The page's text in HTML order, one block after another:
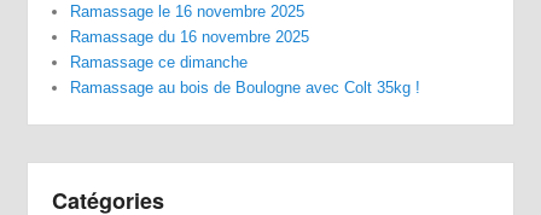
Ramassage le 16 novembre 2025
Ramassage du 16 novembre 2025
Ramassage ce dimanche
Ramassage au bois de Boulogne avec Colt 35kg !
Catégories